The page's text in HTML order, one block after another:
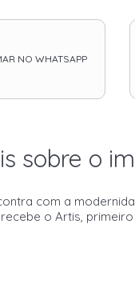
NO WHATSAPP
sobre o
com a
o Artis,